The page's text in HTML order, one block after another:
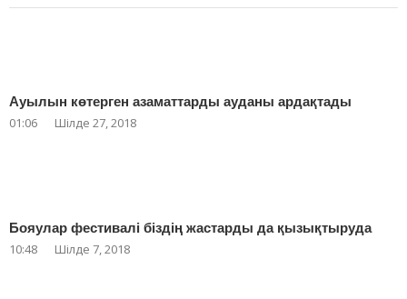
Ауылын көтерген азаматтарды ауданы ардақтады
01:06 Шілде 27, 2018
Бояулар фестивалі біздің жастарды да қызықтыруда
10:48 Шілде 7, 2018